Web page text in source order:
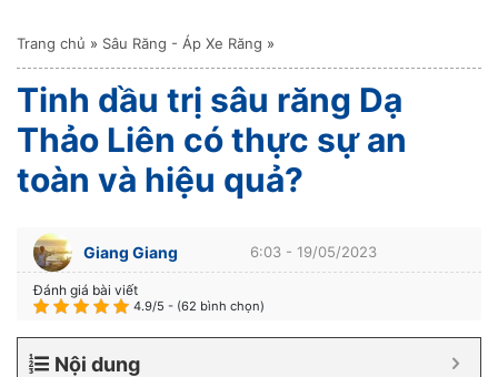
Trang chủ » Sâu Răng - Áp Xe Răng »
Tinh dầu trị sâu răng Dạ
Thảo Liên có thực sự an
toàn và hiệu quả?
Giang Giang 6:03 - 19/05/2023
Đánh giá bài viết
4.9/5 - (62 bình chọn)
Nội dung